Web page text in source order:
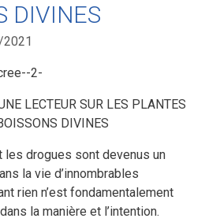
DIVINES
LECTEUR SUR LES PLANTES
DIVINES
les drogues sont devenus un
la vie d’innombrables
rien n’est fondamentalement
la manière et l’intention.